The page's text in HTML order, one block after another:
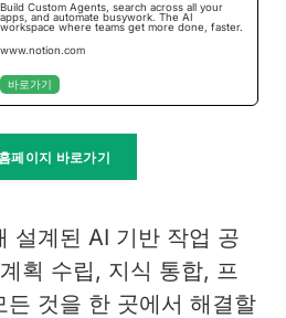
Build Custom Agents, search across all your
apps, and automate busywork. The AI
workspace where teams get more done, faster.
www.notion.com
바로가기
페이지 바로가기
설계된 AI 기반 작업 공
획 수립, 지식 통합, 프
든 것을 한 곳에서 해결할